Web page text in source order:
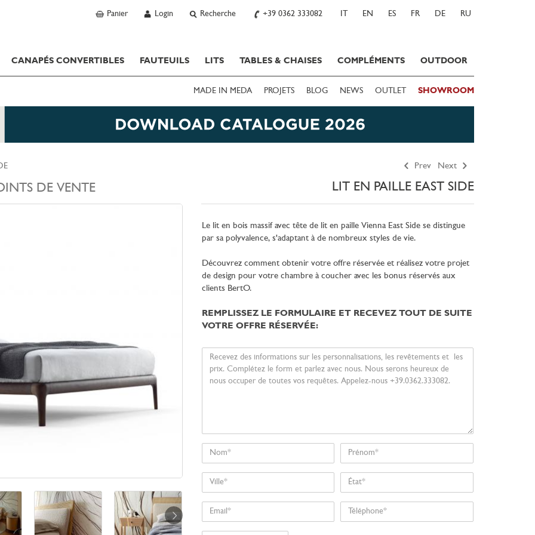
Panier Login Recherche +39 0362 333082 IT EN ES FR DE RU
CANAPÉS CONVERTIBLES FAUTEUILS LITS TABLES & CHAISES COMPLÉMENTS OUTDOOR
MADE IN MEDA PROJETS BLOG NEWS OUTLET SHOWROOM
Prev Next
LIT EN PAILLE EAST SIDE
DE VENTE
Le lit en bois massif avec tête de lit en paille Vienna East Side se distingue
par sa polyvalence, s'adaptant à de nombreux styles de vie.
Découvrez comment obtenir votre offre réservée et réalisez votre projet
de design pour votre chambre à coucher avec les bonus réservés aux
clients BertO.
REMPLISSEZ LE FORMULAIRE ET RECEVEZ TOUT DE SUITE
VOTRE OFFRE RÉSERVÉE:
Votre
message
Nom Prénom
Ville État
Email Téléphone